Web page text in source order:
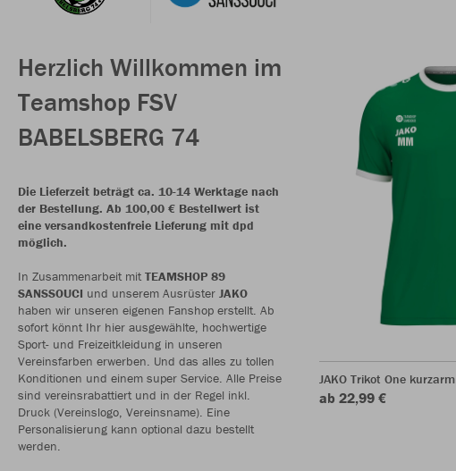
Herzlich Willkommen im
Teamshop FSV
BABELSBERG 74
Die Lieferzeit beträgt ca. 10-14 Werktage nach
der Bestellung. Ab 100,00 € Bestellwert ist
eine versandkostenfreie Lieferung mit dpd
möglich.
In Zusammenarbeit mit TEAMSHOP 89
SANSSOUCI und unserem Ausrüster JAKO
haben wir unseren eigenen Fanshop erstellt. Ab
sofort könnt Ihr hier ausgewählte, hochwertige
Sport- und Freizeitkleidung in unseren
Vereinsfarben erwerben. Und das alles zu tollen
Konditionen und einem super Service. Alle Preise
sind vereinsrabattiert und in der Regel inkl.
Druck (Vereinslogo, Vereinsname). Eine
Personalisierung kann optional dazu bestellt
werden.
JAKO Trikot One kurzarm
ab 22,99 €